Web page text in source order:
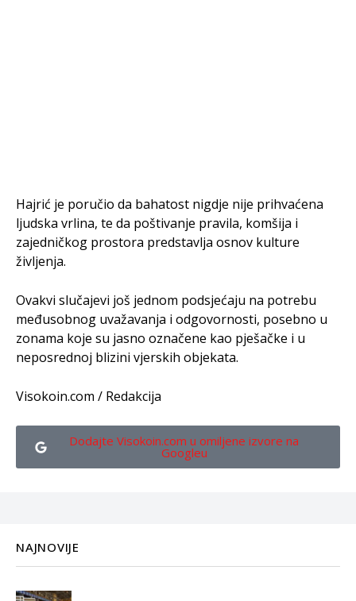
Hajrić je poručio da bahatost nigdje nije prihvaćena
ljudska vrlina, te da poštivanje pravila, komšija i
zajedničkog prostora predstavlja osnov kulture
življenja.
Ovakvi slučajevi još jednom podsjećaju na potrebu
međusobnog uvažavanja i odgovornosti, posebno u
zonama koje su jasno označene kao pješačke i u
neposrednoj blizini vjerskih objekata.
Visokoin.com / Redakcija
Dodajte Visokoin.com u omiljene izvore na
Googleu
NAJNOVIJE